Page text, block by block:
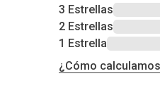
3 Estrellas
2 Estrellas
1 Estrella
¿Cómo